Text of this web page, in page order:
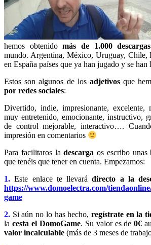
hemos obtenidomás de 1.000 descargas
mundo. Argentina, México, Uruguay, Chile,
en España países que ya han jugado y se
Estos son algunos de los adjetivos que
por redes sociales:
Divertido, indie, impresionante, excelente,
muy entretenido, emocionante, instructivo,
de control mejorable, interactivo….
impresión en comentarios
Para facilitaros ladescarga os escribo unas
que tenéis que tener en cuenta. Empezamos:
1. Este enlace te llevarádirecto a la
https://www.domoelectra.com/
game
2. Si aún no lo has hecho,regístrate en la
la cesta el DomoGame. Su valor es de0€
valor incalculable (más de 3 meses de